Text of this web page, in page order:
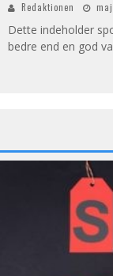
Redaktionen
Dette indeholder
bedre end en god